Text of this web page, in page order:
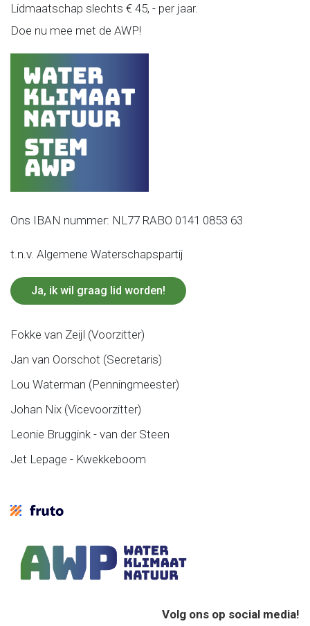
Lidmaatschap slechts € 45, - per jaar.
Doe nu mee met de AWP!
Ons IBAN nummer: NL77 RABO 0141 0853 63
t.n.v. Algemene Waterschapspartij
Ja, ik wil graag lid worden!
Fokke van Zeijl (Voorzitter)
Jan van Oorschot (Secretaris)
Lou Waterman (Penningmeester)
Johan Nix (Vicevoorzitter)
Leonie Bruggink - van der Steen
Jet Lepage - Kwekkeboom
Volg ons op social media!